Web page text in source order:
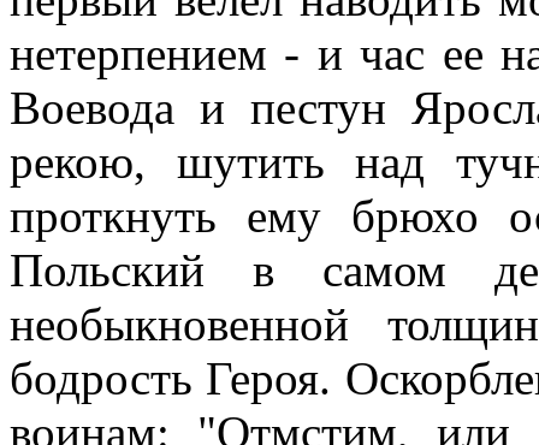
нетерпением - и час ее
Воевода и пестун
рекою, шутить над
проткнуть ему брюхо
Польский в самом
необыкновенной
бодрость Героя.
воинам: "Отмстим,